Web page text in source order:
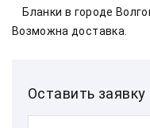
Бланки в городе
Возможна доставка.
Оставить заявку